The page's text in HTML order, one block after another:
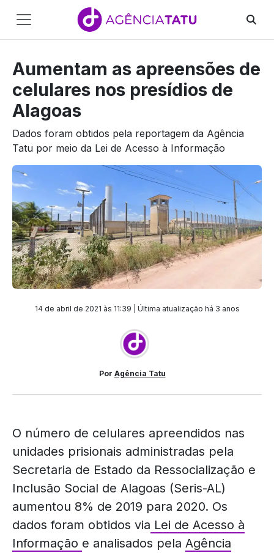
Pular para o conteúdo
Main
Navigation
Aumentam as apreensões de
celulares nos presídios de
Alagoas
Dados foram obtidos pela reportagem da Agência
Tatu por meio da Lei de Acesso à Informação
14 de abril de 2021 às 11:39 | Última atualização há 3 anos
Por Agência Tatu
O número de celulares apreendidos nas
unidades prisionais administradas pela
Secretaria de Estado da Ressocialização e
Inclusão Social de Alagoas (Seris-AL)
aumentou 8% de 2019 para 2020. Os
dados foram obtidos via Lei de Acesso à
Informação e analisados pela Agência